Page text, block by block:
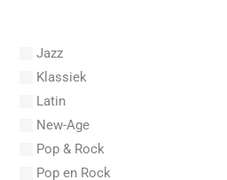
Abel, Lex
Aberg, Johan Ludvig
Aboucaya, Christian
Aboulker, Isabelle
Abraham, Paul
Jazz
Klassiek
Latin
New-Age
Pop & Rock
Pop en Rock